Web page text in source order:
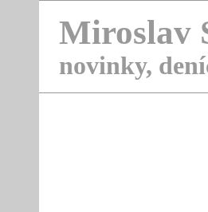
Miroslav
novinky,